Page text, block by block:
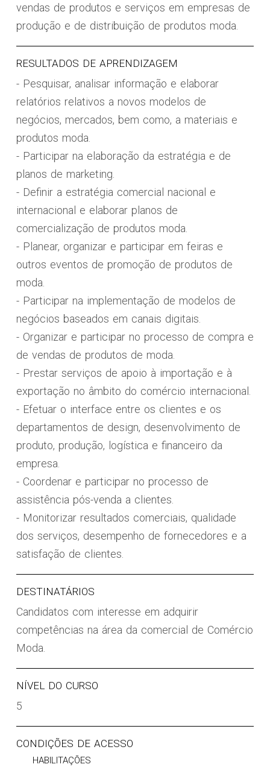
vendas de produtos e serviços em empresas de
produção e de distribuição de produtos moda.
RESULTADOS DE APRENDIZAGEM
- Pesquisar, analisar informação e elaborar
relatórios relativos a novos modelos de
negócios, mercados, bem como, a materiais e
produtos moda.
- Participar na elaboração da estratégia e de
planos de marketing.
- Definir a estratégia comercial nacional e
internacional e elaborar planos de
comercialização de produtos moda.
- Planear, organizar e participar em feiras e
outros eventos de promoção de produtos de
moda.
- Participar na implementação de modelos de
negócios baseados em canais digitais.
- Organizar e participar no processo de compra e
de vendas de produtos de moda.
- Prestar serviços de apoio à importação e à
exportação no âmbito do comércio internacional.
- Efetuar o interface entre os clientes e os
departamentos de design, desenvolvimento de
produto, produção, logística e financeiro da
empresa.
- Coordenar e participar no processo de
assistência pós-venda a clientes.
- Monitorizar resultados comerciais, qualidade
dos serviços, desempenho de fornecedores e a
satisfação de clientes.
DESTINATÁRIOS
Candidatos com interesse em adquirir
competências na área da comercial de Comércio
Moda.
NÍVEL DO CURSO
5
CONDIÇÕES DE ACESSO
HABILITAÇÕES